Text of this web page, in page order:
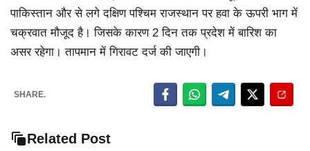
पाकिस्तान और से लगे दक्षिण पश्चिम राजस्थान पर हवा के ऊपरी भाग में
चक्रवात मौजूद है। जिसके कारण 2 दिन तक प्रदेश में बारिश का
असर रहेगा। तापमान में गिरावट दर्ज की जाएगी।
SHARE.
Related Post